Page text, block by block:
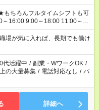
16:00 9:00～18:00 11:00～
せん ※法令に基づき、週20時
象となります ※労働者派遣法
、短時間・短期間の就業はご
が気に入れば、長期でも働け
代活躍中 / 副業・WワークOK /
の大量募集 / 電話対応なし / パ
詳細へ